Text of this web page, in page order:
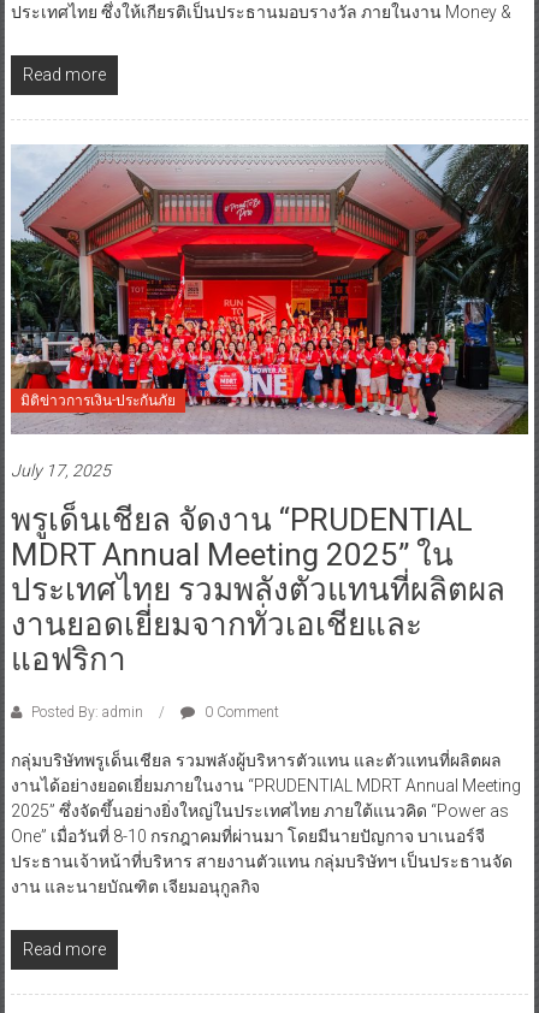
ประเทศไทย ซึ่งให้เกียรติเป็นประธานมอบรางวัล ภายในงาน Money &
Read more
มิติข่าวการเงิน-ประกันภัย
July 17, 2025
พรูเด็นเชียล จัดงาน “PRUDENTIAL
MDRT Annual Meeting 2025” ใน
ประเทศไทย รวมพลังตัวแทนที่ผลิตผล
งานยอดเยี่ยมจากทั่วเอเชียและ
แอฟริกา
Posted By: admin 0 Comment
กลุ่มบริษัทพรูเด็นเชียล รวมพลังผู้บริหารตัวแทน และตัวแทนที่ผลิตผล
งานได้อย่างยอดเยี่ยมภายในงาน “PRUDENTIAL MDRT Annual Meeting
2025” ซึ่งจัดขึ้นอย่างยิ่งใหญ่ในประเทศไทย ภายใต้แนวคิด “Power as
One” เมื่อวันที่ 8-10 กรกฎาคมที่ผ่านมา โดยมีนายปัญกาจ บาเนอร์จี
ประธานเจ้าหน้าที่บริหาร สายงานตัวแทน กลุ่มบริษัทฯ เป็นประธานจัด
งาน และนายบัณฑิต เจียมอนุกูลกิจ
Read more